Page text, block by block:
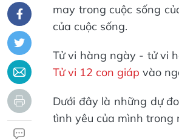
may trong cuộc sống
của cuộc sống.
Tử vi hàng ngày - tử vi
Tử vi 12 con giáp vào
Dưới đây là những dự
tình yêu của mình trong